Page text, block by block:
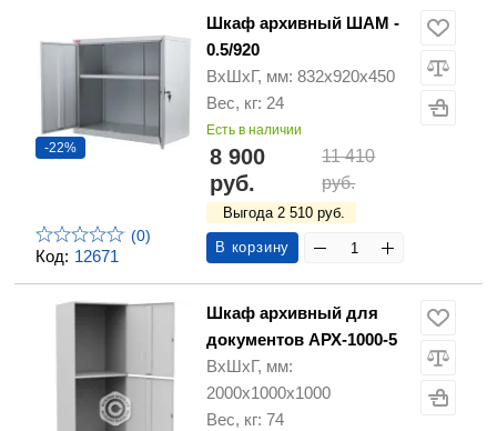
Код: 12671
-22%
(0)
Шкаф архивный ШАМ -
0.5/920
ВхШхГ, мм: 832х920х450
Вес, кг: 24
Есть в наличии
8 900
руб.
11 410
руб.
Выгода 2 510 руб.
В корзину
Шкаф архивный для
документов АРХ-1000-5
ВхШхГ, мм:
2000х1000х1000
Вес, кг: 74